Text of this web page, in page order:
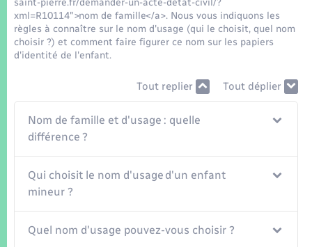
Sécurité - Prévention
Transports
xml=R10114">nom de famille</a>. Nous vous indiquons les
règles à connaître sur le nom d'usage (qui le choisit, quel nom
choisir ?) et comment faire figurer ce nom sur les papiers
d'identité de l'enfant.
Tout replier Tout déplier
Nom de famille et d'usage : quelle
différence ?
Qui choisit le nom d'usage d'un enfant
mineur ?
Quel nom d'usage pouvez-vous choisir ?